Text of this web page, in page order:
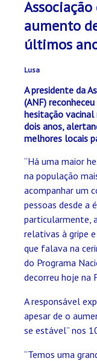
aumento
últimos
Lusa
A presidente da
(ANF)
hesitação
dois anos,
melhores locais
“Há uma maior
na população
acompanhar um
pessoas desde a
particularmente,
relativas à gripe
que falava na
do Programa
decorreu hoje na
A responsável
apesar de o
se estável” nos
“Temos uma